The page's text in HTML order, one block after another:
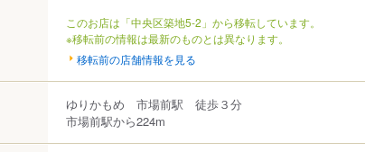
このお店は「中央区築地5-2」から移転しています。
※移転前の情報は最新のものとは異なります。
移転前の店舗情報を見る
ゆりかもめ 市場前駅 徒歩３分
市場前駅から224m